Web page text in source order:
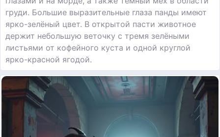
груди. Большие выразительные глаза панды имеют
ярко-зелёный цвет. В открытой пасти животное
держит небольшую веточку с тремя зелёными
листьями от кофейного куста и одной круглой
ярко-красной ягодой.